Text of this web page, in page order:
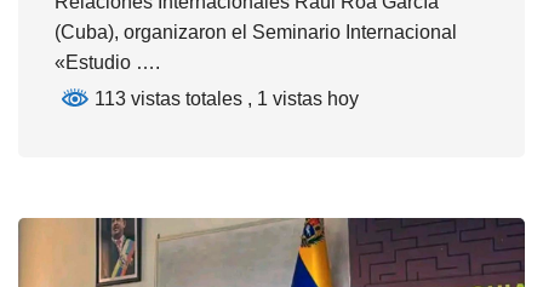
(Cuba), organizaron el Seminario Internacional
«Estudio ….
113 vistas totales , 1 vistas hoy